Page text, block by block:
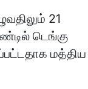
21
டெங்கு
மத்திய